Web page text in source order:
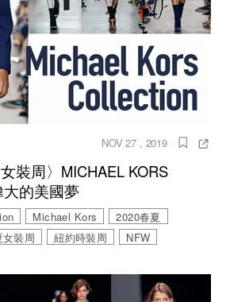
NOV 27 , 2019
裝周〉MICHAEL KORS
大的美國夢
Michael Kors
2020春夏
裝周 紐約時裝周 NFW